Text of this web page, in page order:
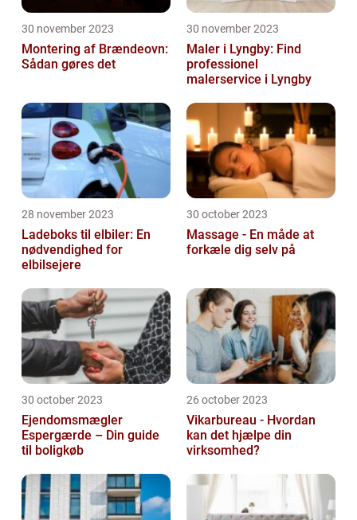
30 november 2023
Montering af Brændeovn:
Sådan gøres det
30 november 2023
Maler i Lyngby: Find
professionel
malerservice i Lyngby
28 november 2023
Ladeboks til elbiler: En
nødvendighed for
elbilsejere
30 october 2023
Massage - En måde at
forkæle dig selv på
30 october 2023
Ejendomsmægler
Espergærde – Din guide
til boligkøb
26 october 2023
Vikarbureau - Hvordan
kan det hjælpe din
virksomhed?